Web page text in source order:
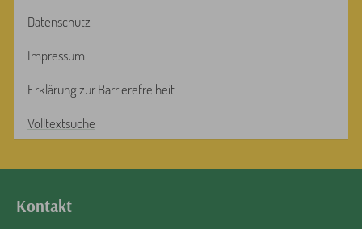
Datenschutz
Impressum
Erklärung zur Barrierefreiheit
Volltextsuche
Kontakt